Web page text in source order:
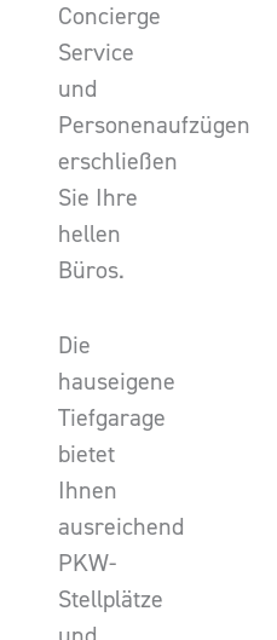
Concierge
Service
und
Personenaufzügen
erschließen
Sie Ihre
hellen
Büros.
Die
hauseigene
Tiefgarage
bietet
Ihnen
ausreichend
PKW-
Stellplätze